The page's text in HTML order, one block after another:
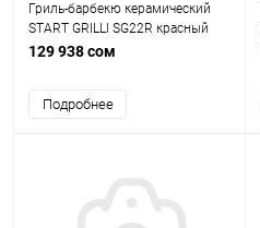
Гриль-барбекю керамический
START GRILLl SG22R красный
129 938 сом
Подробнее